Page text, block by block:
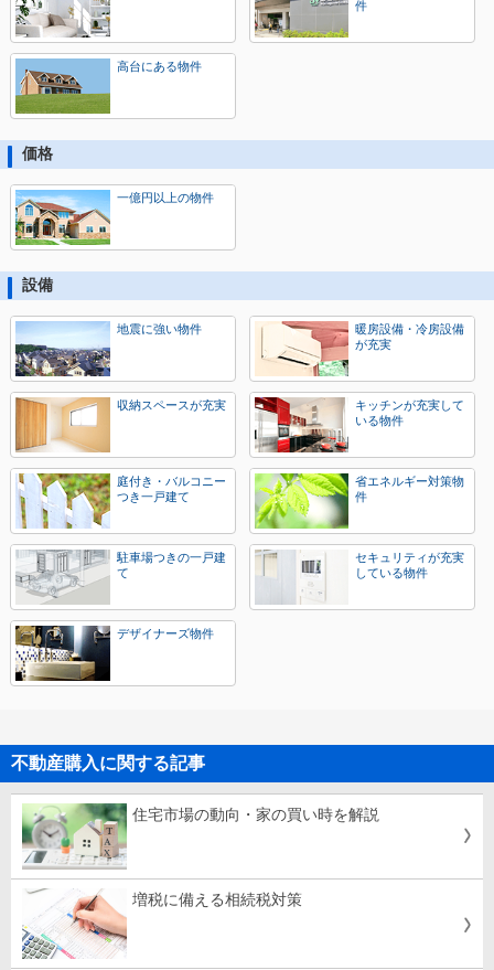
件
高台にある物件
価格
一億円以上の物件
設備
地震に強い物件
暖房設備・冷房設備
が充実
収納スペースが充実
キッチンが充実して
いる物件
庭付き・バルコニー
つき一戸建て
省エネルギー対策物
件
駐車場つきの一戸建
て
セキュリティが充実
している物件
デザイナーズ物件
不動産購入に関する記事
住宅市場の動向・家の買い時を解説
増税に備える相続税対策